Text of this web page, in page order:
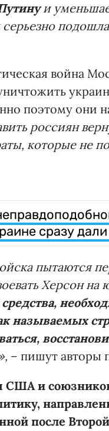
и
война
поэтому они
россиян
которые не
сразу
пытаются
Херсон на
называемых
– пишут авторы
и
после